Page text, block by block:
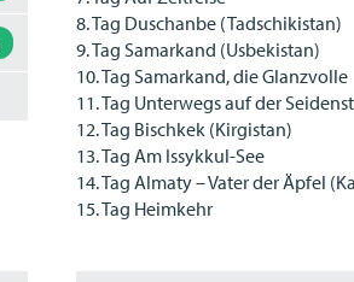
8. Tag Duschanbe (Tadschikistan)
9. Tag Samarkand (Usbekistan)
10. Tag Samarkand, die Glanzvolle
11. Tag Unterwegs auf der
12. Tag Bischkek (Kirgistan)
13. Tag Am Issykkul-See
14. Tag Almaty – Vater der Äpfel
15. Tag Heimkehr